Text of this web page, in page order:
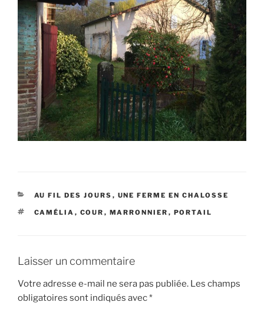
CATÉGORIES
AU FIL DES JOURS , UNE FERME EN CHALOSSE
ÉTIQUETTES
CAMÉLIA , COUR , MARRONNIER , PORTAIL
Laisser un commentaire
Votre adresse e-mail ne sera pas publiée. Les champs
obligatoires sont indiqués avec*